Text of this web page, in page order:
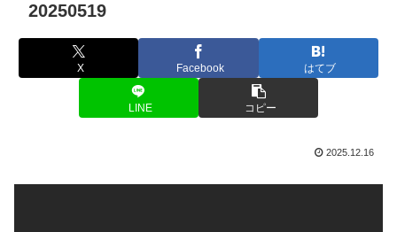
20250519
X Facebook はてブ
LINE コピー
2025.12.16